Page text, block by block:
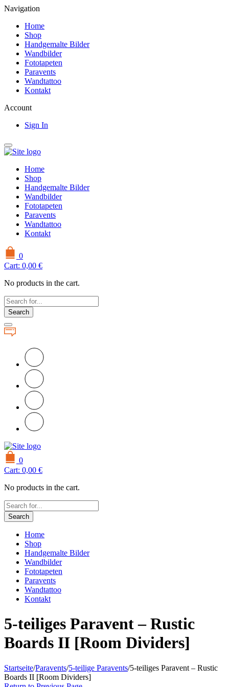
Navigation
Home
Shop
Handgemalte Bilder
Wandbilder
Fototapeten
Paravents
Wandtattoo
Kontakt
Account
Sign In
Home
Shop
Handgemalte Bilder
Wandbilder
Fototapeten
Paravents
Wandtattoo
Kontakt
0
Cart: 0,00 €
No products in the cart.
Search
0
Cart: 0,00 €
No products in the cart.
Search
Home
Shop
Handgemalte Bilder
Wandbilder
Fototapeten
Paravents
Wandtattoo
Kontakt
5-teiliges Paravent – Rustic
Boards II [Room Dividers]
Startseite/Paravents/5-teilige Paravents/5-teiliges Paravent – Rustic
Boards II [Room Dividers]